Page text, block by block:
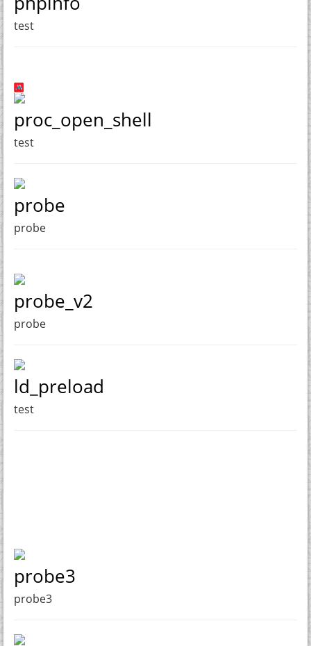
test
proc_open_shell
test
probe
probe
probe_v2
probe
ld_preload
test
probe3
probe3